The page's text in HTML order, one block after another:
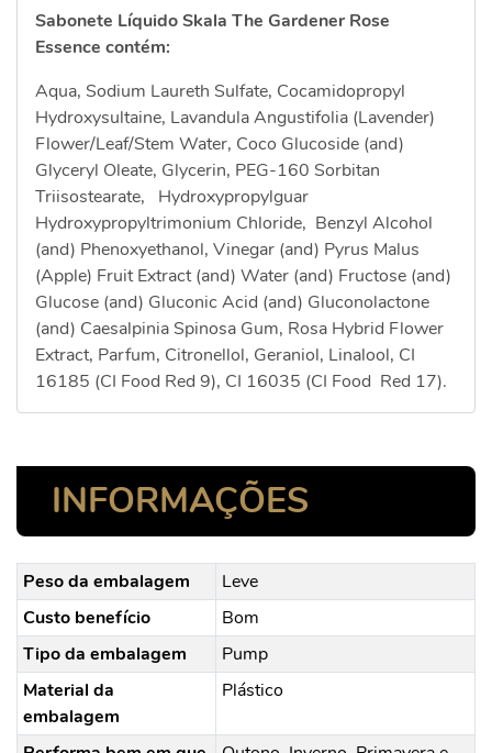
Sabonete Líquido Skala The Gardener Rose
Essence contém:
Aqua, Sodium Laureth Sulfate, Cocamidopropyl
Hydroxysultaine, Lavandula Angustifolia (Lavender)
Flower/Leaf/Stem Water, Coco Glucoside (and)
Glyceryl Oleate, Glycerin, PEG-160 Sorbitan
Triisostearate, Hydroxypropylguar
Hydroxypropyltrimonium Chloride, Benzyl Alcohol
(and) Phenoxyethanol, Vinegar (and) Pyrus Malus
(Apple) Fruit Extract (and) Water (and) Fructose (and)
Glucose (and) Gluconic Acid (and) Gluconolactone
(and) Caesalpinia Spinosa Gum, Rosa Hybrid Flower
Extract, Parfum, Citronellol, Geraniol, Linalool, CI
16185 (CI Food Red 9), CI 16035 (CI Food Red 17).
INFORMAÇÕES
Peso da embalagem
Leve
Custo benefício
Bom
Tipo da embalagem
Pump
Material da
embalagem
Plástico